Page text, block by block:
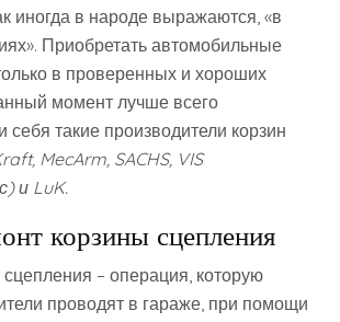
иногда в народе выражаются, «в
Приобретать автомобильные
в проверенных и хороших
момент лучше всего
себя такие производители корзин
MecArm, SACHS, VIS
и LuK.
корзины сцепления
– операция, которую
проводят в гараже, при помощи